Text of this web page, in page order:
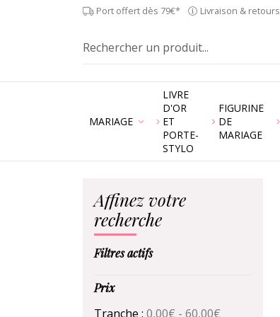
Port offert dès 79€* Livraison & retours
MARIAGE
LIVRE
D'OR
ET
PORTE-
STYLO
FIGURINE
DE
MARIAGE
Affinez votre
recherche
Filtres actifs
Prix
Tranche : 0,00€ - 60,00€